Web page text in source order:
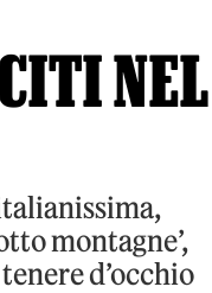
NEL
montagne’,
d’occhio